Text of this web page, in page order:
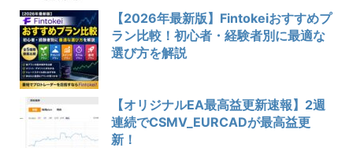
【2026年最新版】Fintokeiおすすめプ
ラン比較！初心者・経験者別に最適な
選び方を解説
【オリジナルEA最高益更新速報】2週
連続でCSMV_EURCADが最高益更
新！